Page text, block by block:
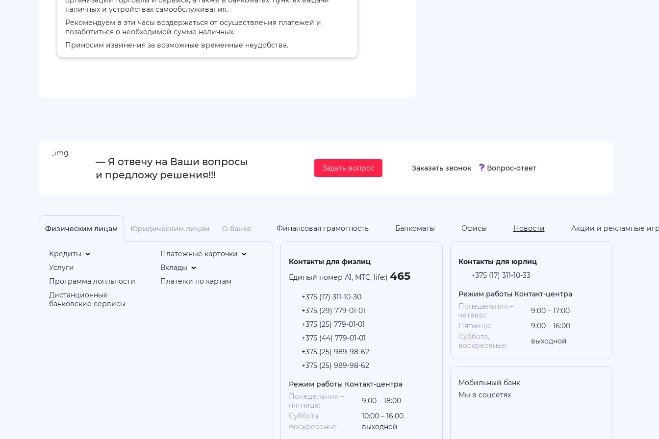
наличных и устройствах самообслуживания.
Рекомендуем в эти часы воздержаться от осуществления платежей и
позаботиться о необходимой сумме наличных.
Приносим извинения за возможные временные неудобства.
— Я отвечу на Ваши вопросы
и предложу решения!!!
Задать вопрос Заказать звонок Вопрос-ответ
Физическим лицам Юридическим лицам О банке
Кредиты
Платежные карточки
Услуги
Вклады
Программа лояльности
Платежи по картам
Дистанционные
банковские сервисы
Финансовая грамотность Банкоматы Офисы Новости Акции и рекламные
Контакты для физлиц
Единый номер А1, МТС, life:)465
+375 (17) 311-10-30
+375 (29) 779-01-01
+375 (25) 779-01-01
+375 (44) 779-01-01
+375 (25) 989-98-62
+375 (25) 989-98-62
Режим работы Контакт-центра
Понедельник –
пятница:
9:00 – 18:00
Суббота:
10:00 – 16:00
Воскресенье:
выходной
Контакты для юрлиц
+375 (17) 311-10-33
Режим работы Контакт-центра
Понедельник –
четверг:
9:00 – 17:00
Пятница:
9:00 – 16:00
Суббота,
воскресенье:
выходной
Мобильный банк
Мы в соцсетях